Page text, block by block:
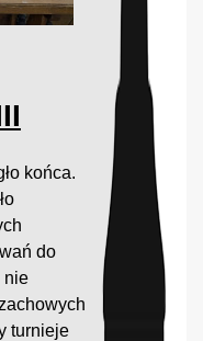
końca.
do
nie
turnieje